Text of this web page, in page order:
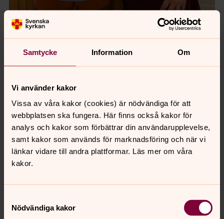
Samtycke Information Om
Vi använder kakor
Vissa av våra kakor (cookies) är nödvändiga för att
webbplatsen ska fungera. Här finns också kakor för
analys och kakor som förbättrar din användarupplevelse,
samt kakor som används för marknadsföring och när vi
länkar vidare till andra plattformar. Läs mer om våra
kakor.
Nödvändiga kakor
Entusiasmen inför projektet med Mångfaldens trädgård
går inte att ta miste på.
hans engagemang för dessa frågor går inte att ta miste
på, och det syns och hörs tydligt hur miljökämpen Stig
inspirerat Carina Westbrandt och de övriga deltagarna i
projektet – som även de har ett brinnande trädgårds-
och biologiskt mångfaldsintresse - till reella förändringar
i sina egna trädgårdar.
Tanken med Mångfaldens trädgård är inte att det ska
Förändringarna i utemiljön vid Matteuskyrkan är